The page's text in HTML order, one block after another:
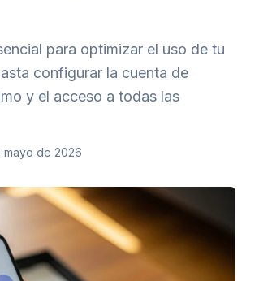
para optimizar el uso de tu
configurar la cuenta de
y el acceso a todas las
mayo de 2026